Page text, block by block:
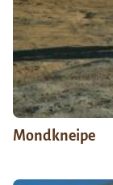
Mondkneipe